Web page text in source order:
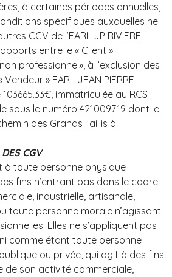
à certaines périodes annuelles,
spécifiques auxquelles ne
CGV de l’EARL JP RIVIERE
entre le « Client »
professionnel», à l’exclusion des
» EARL JEAN PIERRE
immatriculée au RCS
sous le numéro 421009719 dont le
des Grands Taillis à
CGV
à toute personne physique
fins n’entrant pas dans le cadre
industrielle, artisanale,
toute personne morale n’agissant
Elles ne s’appliquent pas
comme étant toute personne
ou privée, qui agit à des fins
de son activité commerciale,